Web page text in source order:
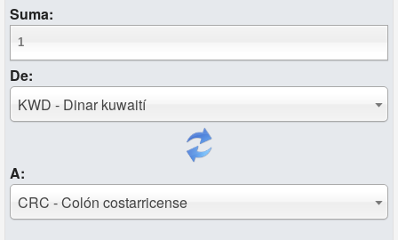
Suma:
De:
KWD - Dinar kuwaití
A:
CRC - Colón costarricense